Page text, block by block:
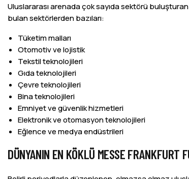
Uluslararası arenada çok sayıda sektörü
bulan sektörlerden bazıları:
Tüketim malları
Otomotiv ve lojistik
Tekstil teknolojileri
Gıda teknolojileri
Çevre teknolojileri
Bina teknolojileri
Emniyet ve güvenlik hizmetleri
Elektronik ve otomasyon teknolojileri
Eğlence ve medya endüstrileri
DÜNYANIN EN KÖKLÜ MESSE FRANKFURT